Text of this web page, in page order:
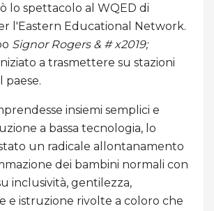
lo spettacolo al WQED di
l'Eastern Educational Network.
Signor Rogers & # x2019;
a trasmettere su stazioni
paese.
insiemi semplici e
a bassa tecnologia, lo
un radicale allontanamento
dei bambini normali con
inclusività, gentilezza,
e istruzione rivolte a coloro che